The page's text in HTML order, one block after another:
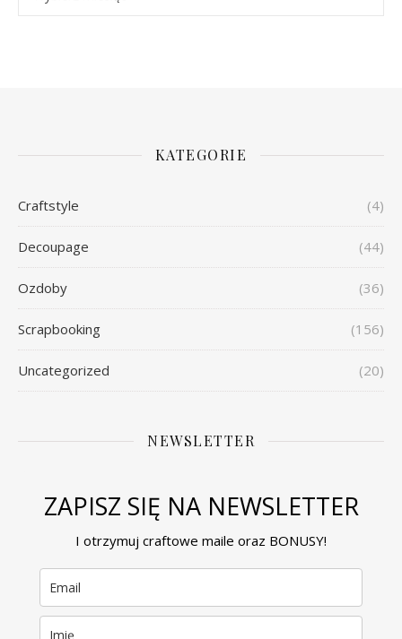
KATEGORIE
Craftstyle (4)
Decoupage (44)
Ozdoby (36)
Scrapbooking (156)
Uncategorized (20)
NEWSLETTER
ZAPISZ SIĘ NA NEWSLETTER
I otrzymuj craftowe maile oraz BONUSY!